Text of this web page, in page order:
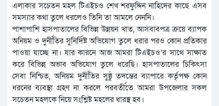
এলাকার সচেতন মহল টিএইচও শেখ শরফুদ্দিন নাহিদের কাছে এসব
সমস্যার কথা তুলে ধরলেও তিনি তা আমলে নেননি।
পাশাপাশি হাসপাতালের বিভিন্ন উন্নয়ন খাত, আসবাবপত্র ক্রয়ে ব্যাপক
অনিয়ম ও দুর্নীতির সুনির্দিষ্ট অভিযোগ তুলে ধরার পরও কোন প্রতিকার
পাওয়া যাচ্ছে না। যার কারনে আজ আমরা টিএইচও’র সাথে সাক্ষাত
করে বিভিন্ন অভাব অভিযোগ তুলে ধরেছি। হাসপাতালের চিকিৎসা
সেবা নিশ্চিত, অনিয়ম দুর্নীতির সুষ্ঠু তদন্তের ব্যাপারে কর্তৃপক্ষ কোন
ধরনের ব্যবস্থা গ্রহণ না করলে পরবর্তীতে আমরা উপজেলার সকল
সচেতন মহলকে নিয়ে সংশ্লিষ্ট মহলের ধারস্থ হব।